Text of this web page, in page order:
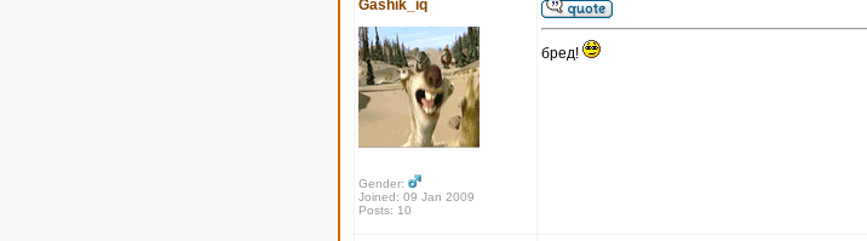
Gashik_iq
Gender:
Joined: 09 Jan 2009
Posts: 10
бред!